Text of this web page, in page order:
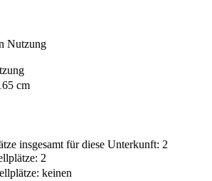
Nutzung
cm
insgesamt für diese Unterkunft: 2
2
keinen